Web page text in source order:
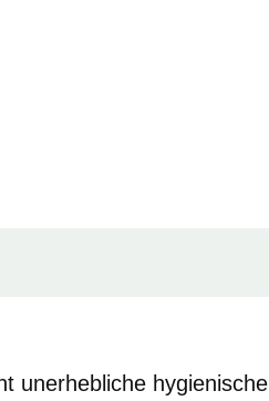
unerhebliche hygienische